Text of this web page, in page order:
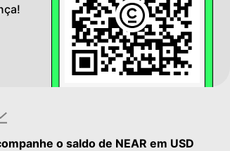
o saldo de NEAR em USD